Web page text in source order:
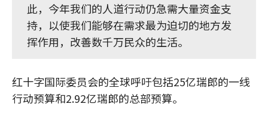
此，今年我们的人道行动仍急需大量资金支
持，以使我们能够在需求最为迫切的地方发
挥作用，改善数千万民众的生活。
红十字国际委员会的全球呼吁包括25亿瑞郎的一线
行动预算和2.92亿瑞郎的总部预算。